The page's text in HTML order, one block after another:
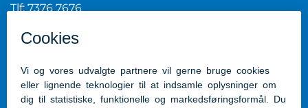
Tlf: 7376 7676
CVR.nr.: 29189854
Genveje
Kontakt kommunen